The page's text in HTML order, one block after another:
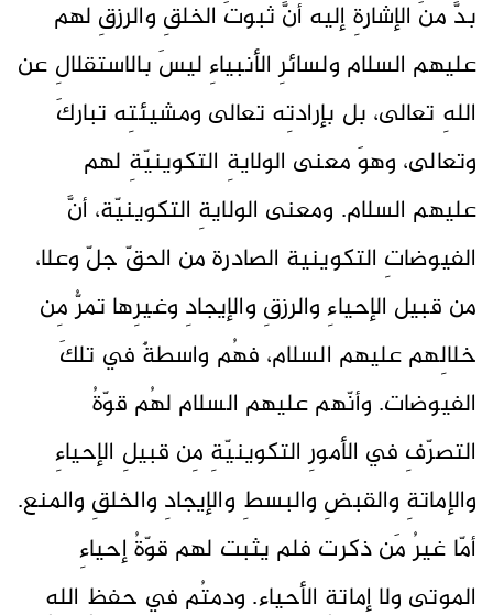
بدَّ منَ الإشارةِ إليه أنَّ ثبوتَ الخلقِ والرزقِ لهم
عليهم السلام ولسائرِ الأنبياءِ ليسَ بالاستقلالِ عن
اللهِ تعالى، بل بإرادتِه تعالى ومشيئتِه تباركَ
وتعالى، وهوَ معنى الولايةِ التكوينيّةِ لهم
عليهم السلام. ومعنى الولايةِ التكوينيّة، أنَّ
الفيوضاتِ التكوينية الصادرة من الحقّ جلّ وعلا،
من قبيل الإحياءِ والرزقِ والإيجادِ وغيرِها تمرُّ مِن
خلالِهم عليهم السلام، فهُم واسطةٌ في تلكَ
الفيوضات. وأنّهم عليهم السلام لهُم قوّةُ
التصرّفِ في الأمورِ التكوينيّةِ مِن قبيلِ الإحياءِ
والإماتةِ والقبضِ والبسطِ والإيجادِ والخلقِ والمنع.
أمّا غيرُ مَن ذكرت فلم يثبت لهم قوّةُ إحياءِ
الموتى ولا إماتةِ الأحياء. ودمتُم في حفظِ اللهِ